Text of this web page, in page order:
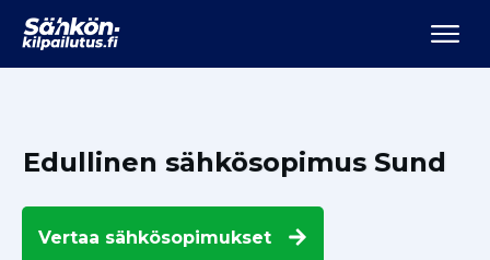
Edullinen sähkösopimus Sund
Vertaa sähkösopimukset